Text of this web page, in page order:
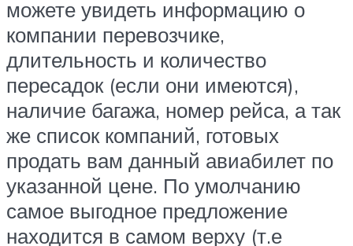
можете увидеть информацию о
компании перевозчике,
длительность и количество
пересадок (если они имеются),
наличие багажа, номер рейса, а так
же список компаний, готовых
продать вам данный авиабилет по
указанной цене. По умолчанию
самое выгодное предложение
находится в самом верху (т.е